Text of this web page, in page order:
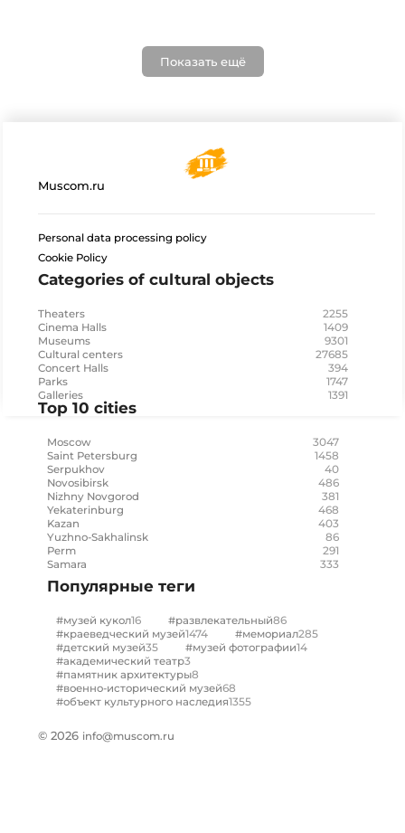
Показать ещё
Muscom.ru
Personal data processing policy
Cookie Policy
Categories of cultural objects
Theaters 2255
Cinema Halls 1409
Museums 9301
Cultural centers 27685
Concert Halls 394
Parks 1747
Galleries 1391
Top 10 cities
Moscow 3047
Saint Petersburg 1458
Serpukhov 40
Novosibirsk 486
Nizhny Novgorod 381
Yekaterinburg 468
Kazan 403
Yuzhno-Sakhalinsk 86
Perm 291
Samara 333
Популярные теги
#музей кукол16 #развлекательный86
#краеведческий музей1474 #мемориал285
#детский музей35 #музей фотографии14
#академический театр3
#памятник архитектуры8
#военно-исторический музей68
#объект культурного наследия1355
© 2026 info@muscom.ru